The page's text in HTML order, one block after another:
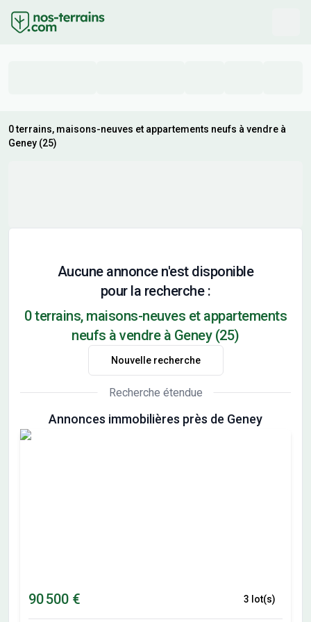
0 terrains, maisons-neuves et appartements neufs à vendre à
Geney (25)
Aucune annonce n'est disponible
pour la recherche :
0 terrains, maisons-neuves et appartements
neufs à vendre à Geney (25)
Nouvelle recherche
Recherche étendue
Annonces immobilières près de Geney
90 500 € 3 lot(s)